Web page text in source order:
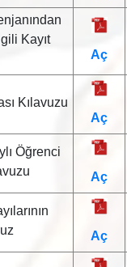
Kayıt
Aç
Kılavuzu
Aç
Öğrenci
Aç
Aç